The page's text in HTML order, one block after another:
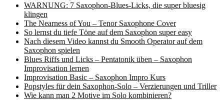
WARNUNG: 7 Saxophon-Blues-Licks, die super bluesig
klingen
The Nearness of You – Tenor Saxophone Cover
So lernst du tiefe Töne auf dem Saxophon super easy
Nach diesem Video kannst du Smooth Operator auf dem
Saxophon spielen
Blues Riffs und Licks – Pentatonik üben – Saxophon
Improvisation lernen
Improvisation Basic – Saxophon Impro Kurs
Popstyles für dein Saxophon-Solo – Verzierungen und Triller
Wie kann man 2 Motive im Solo kombinieren?